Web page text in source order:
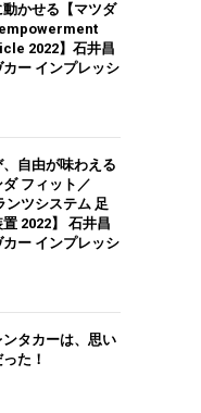
かせる【マツダ
2022】石井昌
ー インプレッシ
自由が味わえる
フィット／
ンツシステム 足
2022】 石井昌
ー インプレッシ
タカーは、思い
た！